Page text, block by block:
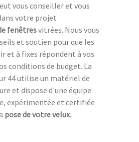
vous conseiller et vous
votre projet
fenêtresvitrées. Nous vous
et soutien pour que les
et à fixes répondent à vos
conditions de budget. La
44 utilise un matériel de
et dispose d'une équipe
expérimentée et certifiée
pose de votre velux.